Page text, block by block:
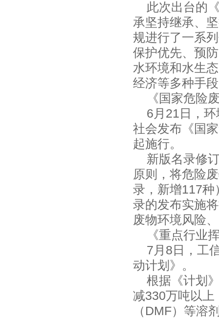
此次出台的《
承坚持继承、
规进行了一系
保护优先、预
水环境和水生
经济等多种手
《国家危险
6月21日，环
社会发布《国
起施行。
新版名录修订
原则，将危险
录，新增117种
录的发布实施
废物环境风险
《重点行业
7月8日，工
动计划》。
根据《计划》
减330万吨以
（DMF）等溶